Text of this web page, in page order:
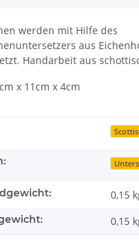
werden mit Hilfe des
aus
Handarbeit aus
x 11cm x 4cm
0,15
0,15